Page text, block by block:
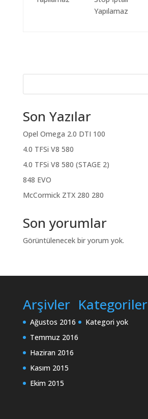
Yapılamaz
Son Yazılar
Opel Omega 2.0 DTI 100
4.0 TFSi V8 580
4.0 TFSi V8 580 (STAGE 2)
848 EVO
McCormick ZTX 280 280
Son yorumlar
Görüntülenecek bir yorum yok.
Arşivler
Ağustos 2016
Temmuz 2016
Haziran 2016
Kasım 2015
Ekim 2015
Kategoriler
Kategori yok